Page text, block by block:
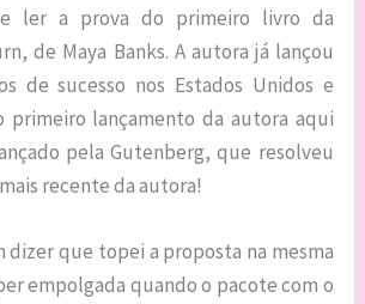
ler a prova do primeiro livro da
de Maya Banks. A autora já lançou
de sucesso nos Estados Unidos e
primeiro lançamento da autora aqui
pela Gutenberg, que resolveu
recente da autora!
dizer que topei a proposta na mesma
empolgada quando o pacote com o